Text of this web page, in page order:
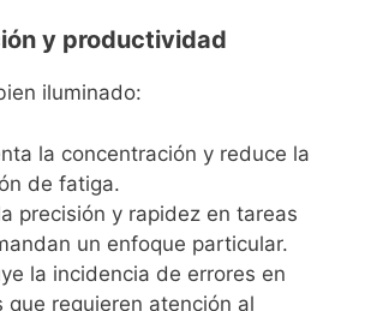
y productividad
iluminado:
la concentración y reduce la
de fatiga.
precisión y rapidez en tareas
un enfoque particular.
la incidencia de errores en
que requieren atención al